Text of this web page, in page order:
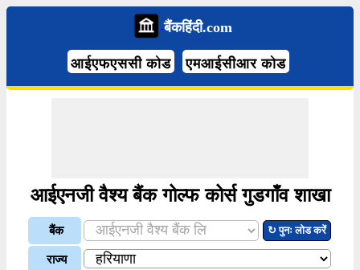
बैंकहिंदी.com
आईएफएससी कोड एमआईसीआर कोड
आईएनजी वैश्य बैंक गोल्फ कोर्स गुडगाँव शाखा
बैंक ↻ पुनः लोड करें
राज्य